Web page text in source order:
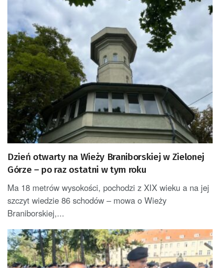
Dzień otwarty na Wieży Braniborskiej w Zielonej
Górze – po raz ostatni w tym roku
Ma 18 metrów wysokości, pochodzi z XIX wieku a na jej
szczyt wiedzie 86 schodów – mowa o Wieży
Braniborskiej,...